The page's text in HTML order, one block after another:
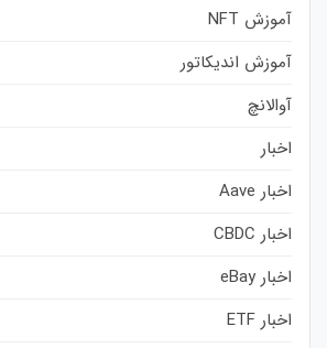
آموزش NFT
آموزش اندیکاتور
آوالانچ
اخبار
اخبار Aave
اخبار CBDC
اخبار eBay
اخبار ETF